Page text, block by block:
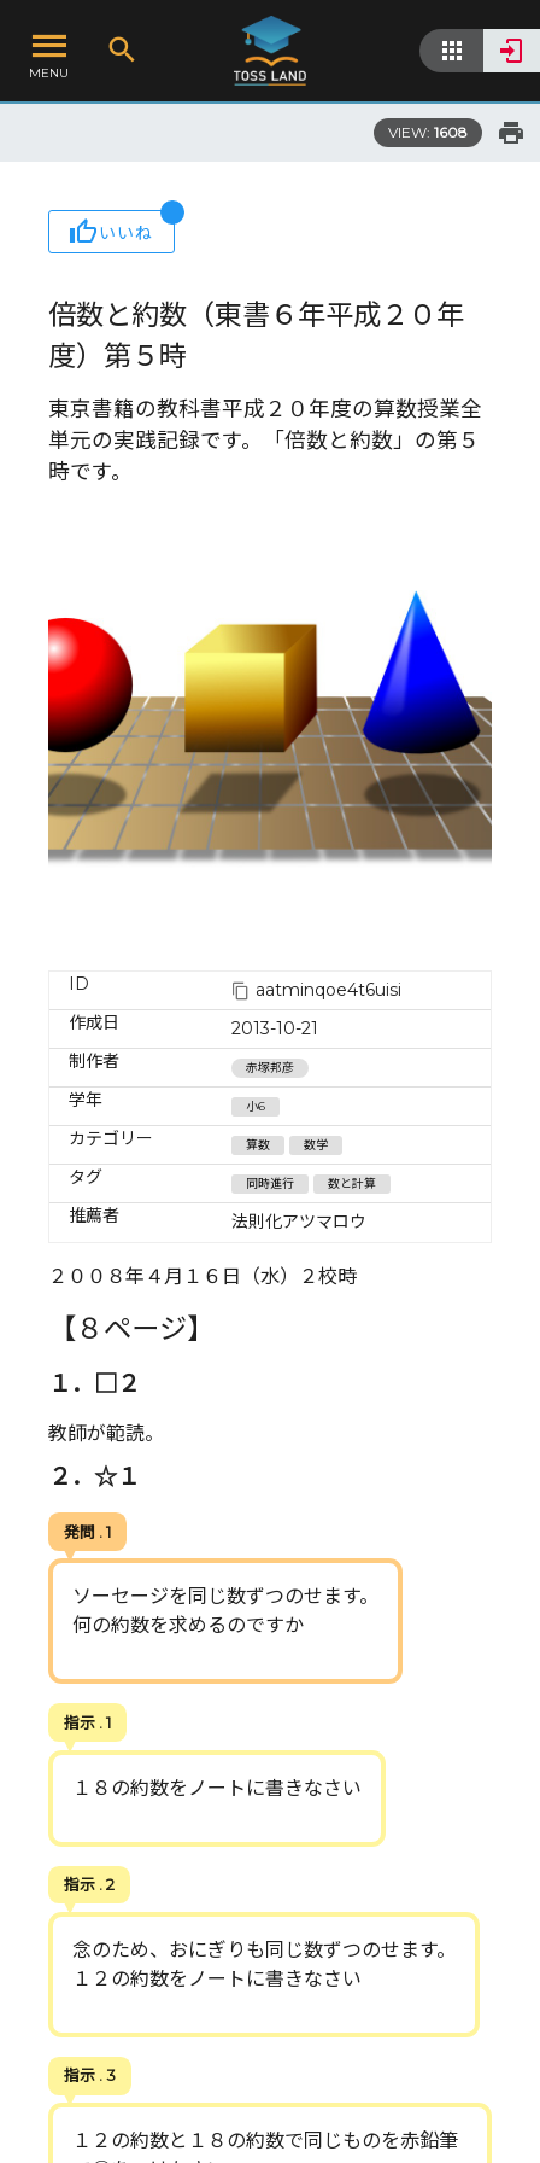
MENU
VIEW: 1608
いいね
倍数と約数（東書６年平成２０年
度）第５時
東京書籍の教科書平成２０年度の算数授業全
単元の実践記録です。「倍数と約数」の第５
時です。
ID
aatminqoe4t6uisi
作成日
2013-10-21
制作者
赤塚邦彦
学年 小6
カテゴリー 算数 数学
タグ 同時進行 数と計算
推薦者 法則化アツマロウ
２００８年４月１６日（水）２校時
【８ページ】
１．□２
教師が範読。
２．☆１
発問 . 1
ソーセージを同じ数ずつのせます。
何の約数を求めるのですか
指示 . 1
１８の約数をノートに書きなさい
指示 . 2
念のため、おにぎりも同じ数ずつのせます。
１２の約数をノートに書きなさい
指示 . 3
１２の約数と１８の約数で同じものを赤鉛筆